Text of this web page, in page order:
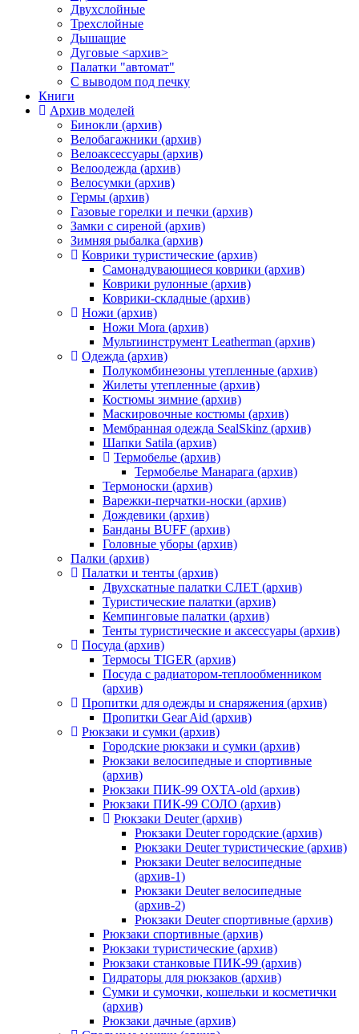
Двухслойные
Трехслойные
Дышащие
Дуговые <архив>
Палатки "автомат"
C выводом под печку
Книги
Архив моделей
Бинокли (архив)
Велобагажники (архив)
Велоаксессуары (архив)
Велоодежда (архив)
Велосумки (архив)
Гермы (архив)
Газовые горелки и печки (архив)
Замки с сиреной (архив)
Зимняя рыбалка (архив)
Коврики туристические (архив)
Самонадувающиеся коврики (архив)
Коврики рулонные (архив)
Коврики-складные (архив)
Ножи (архив)
Ножи Mora (архив)
Мультиинструмент Leatherman (архив)
Одежда (архив)
Полукомбинезоны утепленные (архив)
Жилеты утепленные (архив)
Костюмы зимние (архив)
Маскировочные костюмы (архив)
Мембранная одежда SealSkinz (архив)
Шапки Satila (архив)
Термобелье (архив)
Термобелье Манарага (архив)
Термоноски (архив)
Варежки-перчатки-носки (архив)
Дождевики (архив)
Банданы BUFF (архив)
Головные уборы (архив)
Палки (архив)
Палатки и тенты (архив)
Двухскатные палатки СЛЕТ (архив)
Туристические палатки (архив)
Кемпинговые палатки (архив)
Тенты туристические и аксессуары (архив)
Посуда (архив)
Термосы TIGER (архив)
Посуда с радиатором-теплообменником
(архив)
Пропитки для одежды и снаряжения (архив)
Пропитки Gear Aid (архив)
Рюкзаки и сумки (архив)
Городские рюкзаки и сумки (архив)
Рюкзаки велосипедные и спортивные
(архив)
Рюкзаки ПИК-99 ОХТА-old (архив)
Рюкзаки ПИК-99 СОЛО (архив)
Рюкзаки Deuter (архив)
Рюкзаки Deuter городские (архив)
Рюкзаки Deuter туристические (архив)
Рюкзаки Deuter велосипедные
(архив-1)
Рюкзаки Deuter велосипедные
(архив-2)
Рюкзаки Deuter спортивные (архив)
Рюкзаки спортивные (архив)
Рюкзаки туристические (архив)
Рюкзаки станковые ПИК-99 (архив)
Гидраторы для рюкзаков (архив)
Сумки и сумочки, кошельки и косметички
(архив)
Рюкзаки дачные (архив)